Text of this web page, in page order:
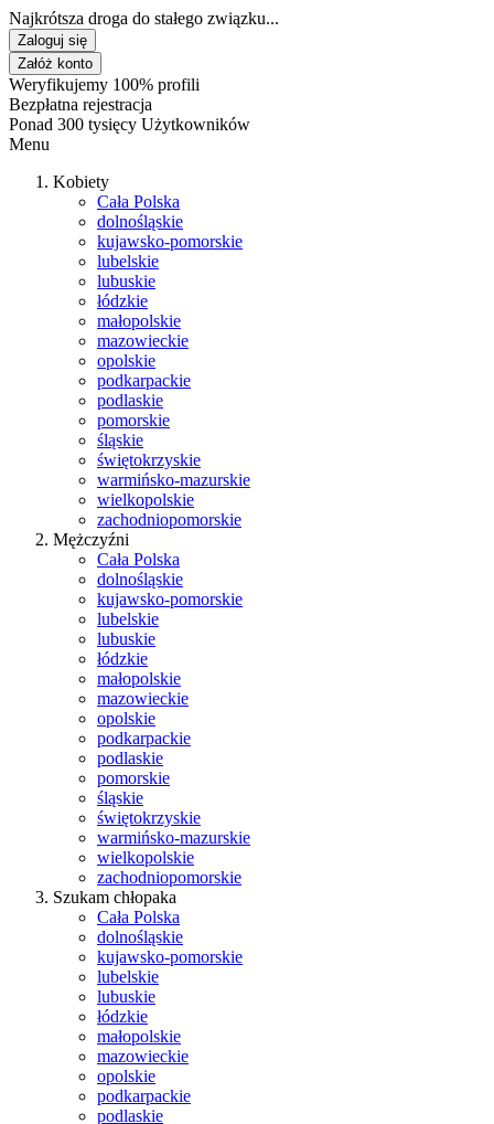
Najkrótsza droga do stałego związku...
Zaloguj się
Załóż konto
Weryfikujemy 100% profili
Bezpłatna rejestracja
Ponad 300 tysięcy Użytkowników
Menu
Kobiety
Cała Polska
dolnośląskie
kujawsko-pomorskie
lubelskie
lubuskie
łódzkie
małopolskie
mazowieckie
opolskie
podkarpackie
podlaskie
pomorskie
śląskie
świętokrzyskie
warmińsko-mazurskie
wielkopolskie
zachodniopomorskie
Mężczyźni
Cała Polska
dolnośląskie
kujawsko-pomorskie
lubelskie
lubuskie
łódzkie
małopolskie
mazowieckie
opolskie
podkarpackie
podlaskie
pomorskie
śląskie
świętokrzyskie
warmińsko-mazurskie
wielkopolskie
zachodniopomorskie
Szukam chłopaka
Cała Polska
dolnośląskie
kujawsko-pomorskie
lubelskie
lubuskie
łódzkie
małopolskie
mazowieckie
opolskie
podkarpackie
podlaskie